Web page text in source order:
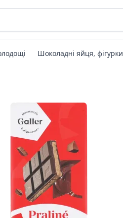
Шоколадні яйця, фігурки